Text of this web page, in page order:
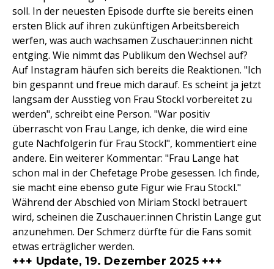
soll. In der neuesten Episode durfte sie bereits einen
ersten Blick auf ihren zukünftigen Arbeitsbereich
werfen, was auch wachsamen Zuschauer:innen nicht
entging. Wie nimmt das Publikum den Wechsel auf?
Auf Instagram häufen sich bereits die Reaktionen. "Ich
bin gespannt und freue mich darauf. Es scheint ja jetzt
langsam der Ausstieg von Frau Stockl vorbereitet zu
werden", schreibt eine Person. "War positiv
überrascht von Frau Lange, ich denke, die wird eine
gute Nachfolgerin für Frau Stockl", kommentiert eine
andere. Ein weiterer Kommentar: "Frau Lange hat
schon mal in der Chefetage Probe gesessen. Ich finde,
sie macht eine ebenso gute Figur wie Frau Stockl."
Während der Abschied von Miriam Stockl betrauert
wird, scheinen die Zuschauer:innen Christin Lange gut
anzunehmen. Der Schmerz dürfte für die Fans somit
etwas erträglicher werden.
+++ Update, 19. Dezember 2025 +++